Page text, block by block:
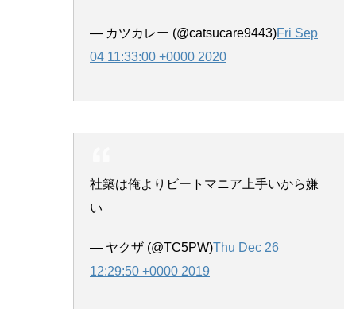
— カツカレー (@catsucare9443)Fri Sep
04 11:33:00 +0000 2020
社築は俺よりビートマニア上手いから嫌
い
— ヤクザ (@TC5PW)Thu Dec 26
12:29:50 +0000 2019